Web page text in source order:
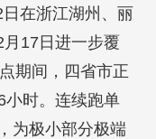
在浙江湖州、丽
17日进一步覆
期间，四省市正
小时。连续跑单
为极小部分极端